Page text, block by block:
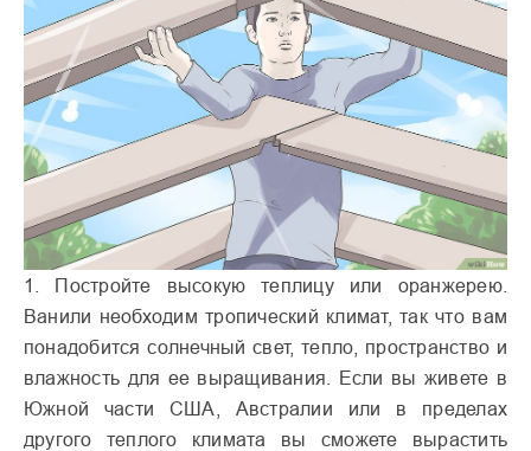
1. Постройте высокую теплицу или оранжерею.
Ванили необходим тропический климат, так что вам
понадобится солнечный свет, тепло, пространство и
влажность для ее выращивания. Если вы живете в
Южной части США, Австралии или в пределах
другого теплого климата вы сможете вырастить